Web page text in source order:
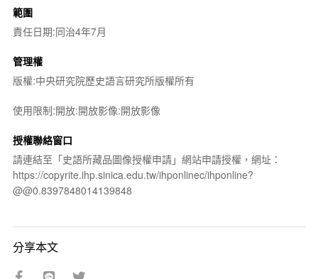
範圍
責任日期:同治4年7月
管理權
版權:中央研究院歷史語言研究所版權所有
使用限制:開放:開放影像:開放影像
授權聯絡窗口
請連結至「史語所藏品圖像授權申請」網站申請授權，網址：
https://copyrite.ihp.sinica.edu.tw/ihponlinec/ihponline?
@@0.8397848014139848
分享本文